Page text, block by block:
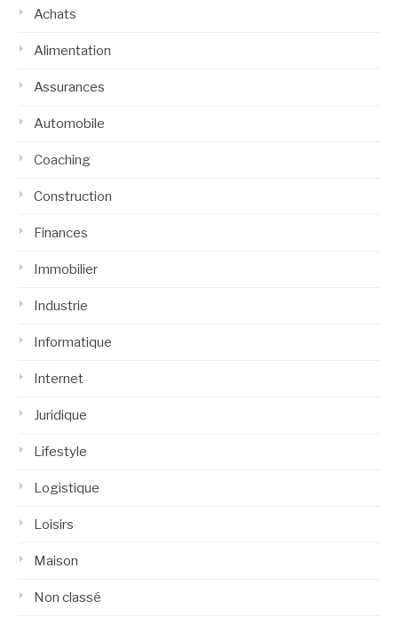
Achats
Alimentation
Assurances
Automobile
Coaching
Construction
Finances
Immobilier
Industrie
Informatique
Internet
Juridique
Lifestyle
Logistique
Loisirs
Maison
Non classé